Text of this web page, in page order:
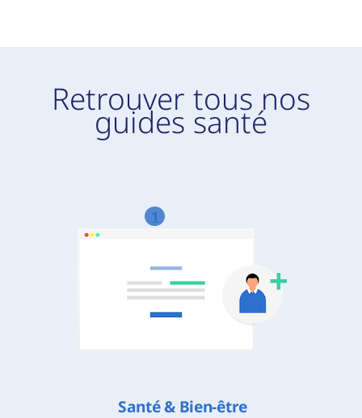
Retrouver tous nos
guides santé
1
Santé & Bien-être